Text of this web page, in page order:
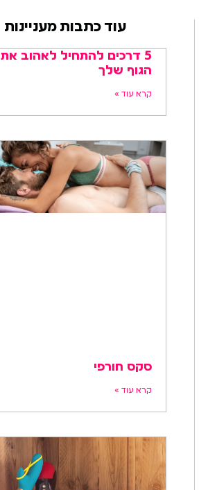
עוד כתבות מעניינות
5 דרכים להתחיל לאהוב את
הגוף שלך
קרא עוד »
סקס חורפי
קרא עוד »